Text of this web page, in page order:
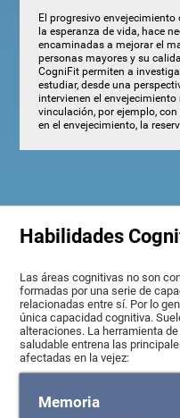
El progresivo
la esperanza de vida, hace
encaminadas a mejorar el
personas mayores y su
CogniFit permiten a
estudiar, desde una
intervienen el
vinculación, por ejemplo,
en el envejecimiento, la
Habilidades
Las áreas cognitivas no son
formadas por una serie de
relacionadas entre sí. Por lo
única capacidad cognitiva.
alteraciones. La herramienta
saludable entrena las
afectadas en la vejez:
Memoria